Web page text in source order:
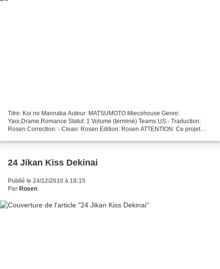
Titre: Koi no Mannaka Auteur: MATSUMOTO Miecohouse Genre:
Yaoi,Drame,Romance Statut: 1 Volume (terminé) Teams US:- Traduction:
Rosen Correction: - Clean: Rosen Edition: Rosen ATTENTION: Ce projet
24 Jikan Kiss Dekinai
Publié le 24/12/2010 à 18:15
Par Rosen